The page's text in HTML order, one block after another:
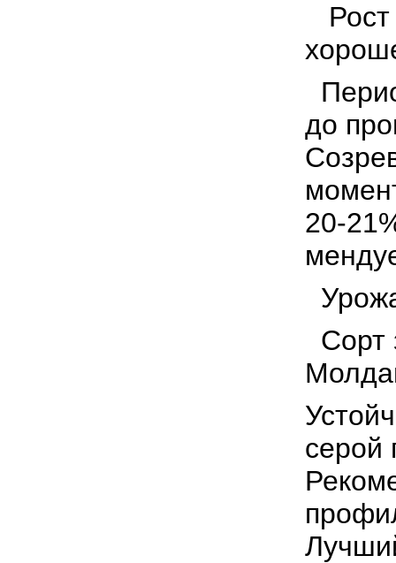
Рост
до
20-
Сорт
серой